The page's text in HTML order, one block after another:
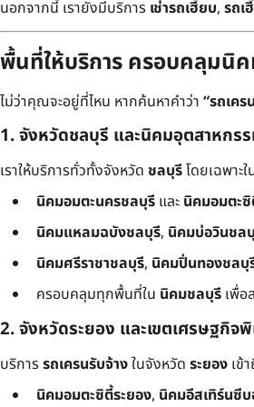
นอกจากนี้ เรายังมีบริการ เช่ารถเฮี๊ยบ, รถเ
พื้นที่ให้บริการ ครอบคลุมนิ
ไม่ว่าคุณจะอยู่ที่ไหน หากค้นหาคำว่า “รถเคร
1. จังหวัดชลบุรี และนิคมอุตสาหกร
เราให้บริการทั่วทั้งจังหวัด ชลบุรีโดยเฉพาะ
นิคมอมตะนครชลบุรี และ นิคมอมตะ
นิคมแหลมฉบังชลบุรี, นิคมบ่อวินชล
นิคมศรีราชาชลบุรี, นิคมปิ่นทองชลบุ
ครอบคลุมทุกพื้นที่ใน นิคมชลบุรี เพื่
2. จังหวัดระยอง และเขตเศรษฐกิจ
บริการรถเครนรับจ้างในจังหวัด ระยอง เข้
นิคมอมตะซิตี้ระยอง, นิคมอีสเทิร์นซี